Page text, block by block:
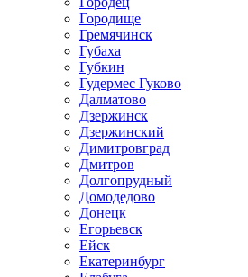
Городище
Гремячинск
Губаха
Губкин
Гудермес Гуково
Далматово
Дзержинск
Дзержинский
Димитровград
Дмитров
Долгопрудный
Домодедово
Донецк
Егорьевск
Ейск
Екатеринбург